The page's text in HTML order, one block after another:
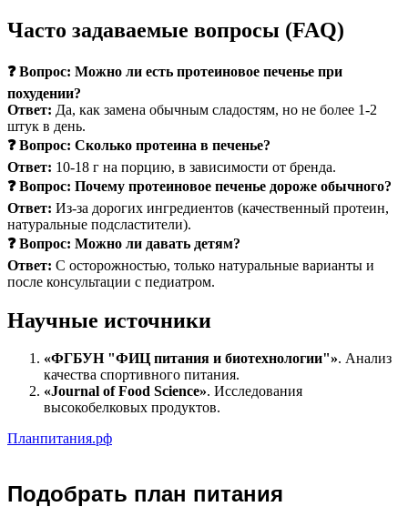
Часто задаваемые вопросы (FAQ)
❓ Вопрос: Можно ли есть протеиновое печенье при
похудении?
Ответ: Да, как замена обычным сладостям, но не более 1-2
штук в день.
❓ Вопрос: Сколько протеина в печенье?
Ответ: 10-18 г на порцию, в зависимости от бренда.
❓ Вопрос: Почему протеиновое печенье дороже обычного?
Ответ: Из-за дорогих ингредиентов (качественный протеин,
натуральные подсластители).
❓ Вопрос: Можно ли давать детям?
Ответ: С осторожностью, только натуральные варианты и
после консультации с педиатром.
Научные источники
«ФГБУН "ФИЦ питания и биотехнологии"». Анализ
качества спортивного питания.
«Journal of Food Science». Исследования
высокобелковых продуктов.
Планпитания.рф
Подобрать план питания